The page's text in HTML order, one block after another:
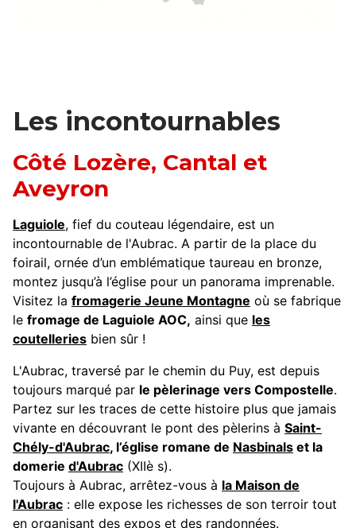
Les incontournables
Côté Lozère, Cantal et
Aveyron
Laguiole, fief du couteau légendaire, est un
incontournable de l'Aubrac. A partir de la place du
foirail, ornée d’un emblématique taureau en bronze,
montez jusqu’à l’église pour un panorama imprenable.
Visitez la fromagerie Jeune Montagne où se fabrique
le fromage de Laguiole AOC, ainsi que les
coutelleries bien sûr !
L'Aubrac, traversé par le chemin du Puy, est depuis
toujours marqué par le pèlerinage vers Compostelle.
Partez sur les traces de cette histoire plus que jamais
vivante en découvrant le pont des pèlerins à Saint-
Chély-d'Aubrac, l’église romane de Nasbinals et la
domerie d'Aubrac (XIIè s).
Toujours à Aubrac, arrêtez-vous à la Maison de
l'Aubrac : elle expose les richesses de son terroir tout
en organisant des expos et des randonnées.